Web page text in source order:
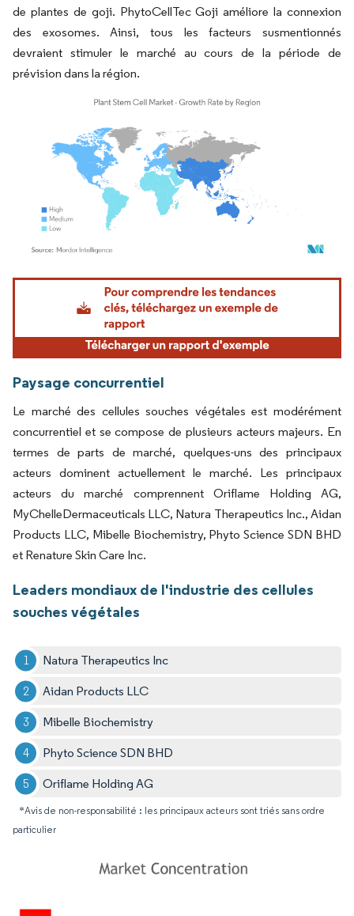
de plantes de goji. PhytoCellTec Goji améliore la connexion
des exosomes. Ainsi, tous les facteurs susmentionnés
devraient stimuler le marché au cours de la période de
prévision dans la région.
Image © Mordor Intelligence. La réutilisation nécessite une attribution sous CC BY
Paysage concurrentiel
Le marché des cellules souches végétales est modérément
concurrentiel et se compose de plusieurs acteurs majeurs. En
termes de parts de marché, quelques-uns des principaux
acteurs dominent actuellement le marché. Les principaux
acteurs du marché comprennent Oriflame Holding AG,
MyChelleDermaceuticals LLC, Natura Therapeutics Inc., Aidan
Products LLC, Mibelle Biochemistry, Phyto Science SDN BHD
et Renature Skin Care Inc.
Leaders mondiaux de l'industrie des cellules
souches végétales
Natura Therapeutics Inc
Aidan Products LLC
Mibelle Biochemistry
Phyto Science SDN BHD
Oriflame Holding AG
*Avis de non-responsabilité : les principaux acteurs sont triés sans ordre
particulier